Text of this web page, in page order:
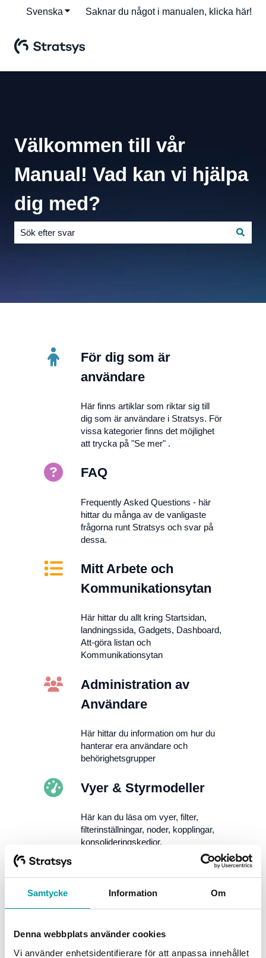
Samtycke Information Om
Denna webbplats använder cookies
Vi använder enhetsidentifierare för att anpassa innehållet
Svenska Visa undermenyer för översättningar
Saknar du något i manualen, klicka här!
Välkommen till vår
Manual! Vad kan vi hjälpa
dig med?
För dig som är
användare
Här finns artiklar som riktar sig till
dig som är användare i Stratsys. För
vissa kategorier finns det möjlighet
att trycka på "Se mer" .
FAQ
Frequently Asked Questions - här
hittar du många av de vanligaste
frågorna runt Stratsys och svar på
dessa.
Mitt Arbete och
Kommunikationsytan
Här hittar du allt kring Startsidan,
landningssida, Gadgets, Dashboard,
Att-göra listan och
Kommunikationsytan
Administration av
Användare
Här hittar du information om hur du
hanterar era användare och
behörighetsgrupper
Vyer & Styrmodeller
Här kan du läsa om vyer, filter,
filterinställningar, noder, kopplingar,
konsolideringskedjor,
nodegenskaper (ex. varför ser jag
Objekt / noder
inställningar som rör objekt, såsom
nyckelord, måttmallar,